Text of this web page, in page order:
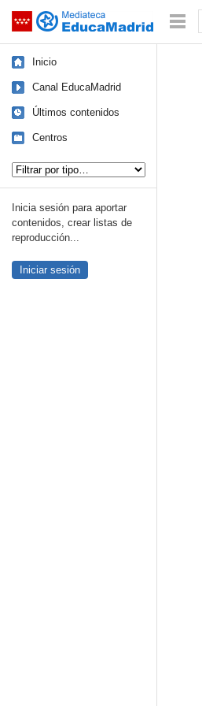
Saltar navegación
Inicio
Canal EducaMadrid
Últimos contenidos
Centros
Inicia sesión para aportar
contenidos, crear listas de
reproducción...
Iniciar sesión